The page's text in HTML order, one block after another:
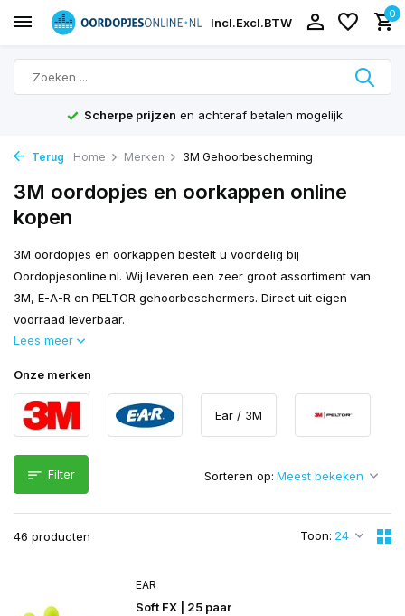
Incl.Excl.BTW
0
Scherpe prijzen en achteraf betalen mogelijk
Terug Home Merken 3M Gehoorbescherming
3M oordopjes en oorkappen online
kopen
3M oordopjes en oorkappen bestelt u voordelig bij
Oordopjesonline.nl. Wij leveren een zeer groot assortiment van
3M, E-A-R en PELTOR gehoorbeschermers. Direct uit eigen
voorraad leverbaar.
Lees meer
Onze merken
Ear / 3M
Filter
46 producten Toon:
Sorteren op:
EAR
Soft FX | 25 paar